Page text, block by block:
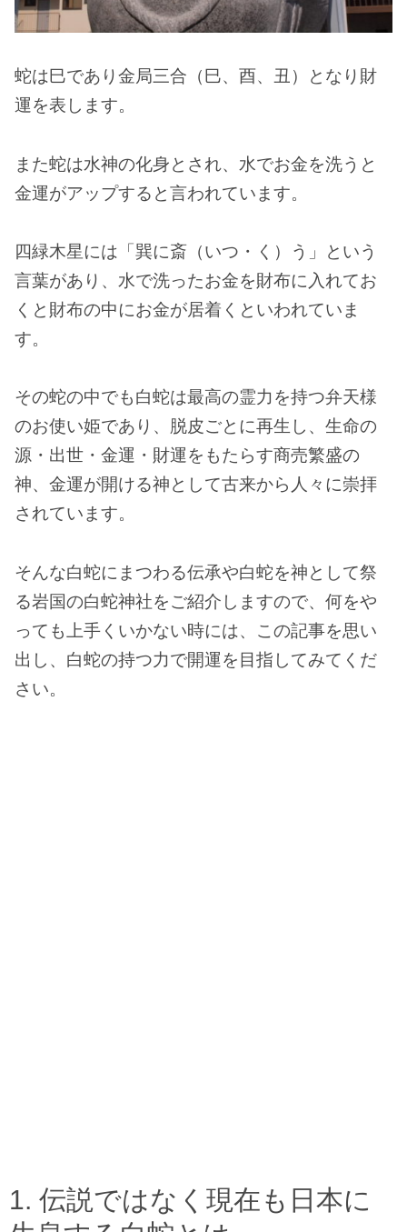
蛇は巳であり金局三合（巳、酉、丑）となり財
運を表します。
また蛇は水神の化身とされ、水でお金を洗うと
金運がアップすると言われています。
四緑木星には「巽に斎（いつ・く）う」という
言葉があり、水で洗ったお金を財布に入れてお
くと財布の中にお金が居着くといわれていま
す。
その蛇の中でも白蛇は最高の霊力を持つ弁天様
のお使い姫であり、脱皮ごとに再生し、生命の
源・出世・金運・財運をもたらす商売繁盛の
神、金運が開ける神として古来から人々に崇拝
されています。
そんな白蛇にまつわる伝承や白蛇を神として祭
る岩国の白蛇神社をご紹介しますので、何をや
っても上手くいかない時には、この記事を思い
出し、白蛇の持つ力で開運を目指してみてくだ
さい。
伝説ではなく現在も日本に